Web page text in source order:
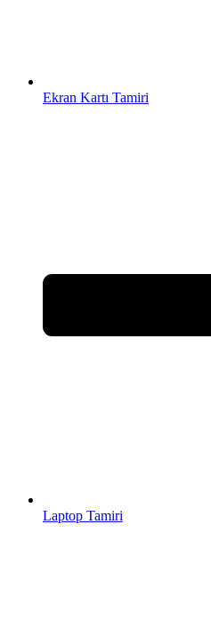
Ekran Kartı Tamiri
Laptop Tamiri